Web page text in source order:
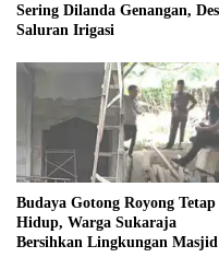
Sering Dilanda Genangan,
Saluran Irigasi
Budaya Gotong Royong Tetap
Hidup, Warga Sukaraja
Bersihkan Lingkungan Masjid